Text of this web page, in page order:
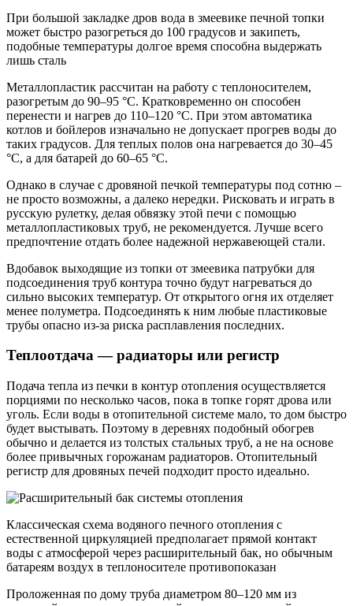
При большой закладке дров вода в змеевике печной топки
может быстро разогреться до 100 градусов и закипеть,
подобные температуры долгое время способна выдержать
лишь сталь
Металлопластик рассчитан на работу с теплоносителем,
разогретым до 90–95 °С. Кратковременно он способен
перенести и нагрев до 110–120 °С. При этом автоматика
котлов и бойлеров изначально не допускает прогрев воды до
таких градусов. Для теплых полов она нагревается до 30–45
°С, а для батарей до 60–65 °С.
Однако в случае с дровяной печкой температуры под сотню –
не просто возможны, а далеко нередки. Рисковать и играть в
русскую рулетку, делая обвязку этой печи с помощью
металлопластиковых труб, не рекомендуется. Лучше всего
предпочтение отдать более надежной нержавеющей стали.
Вдобавок выходящие из топки от змеевика патрубки для
подсоединения труб контура точно будут нагреваться до
сильно высоких температур. От открытого огня их отделяет
менее полуметра. Подсоединять к ним любые пластиковые
трубы опасно из-за риска расплавления последних.
Теплоотдача — радиаторы или регистр
Подача тепла из печки в контур отопления осуществляется
порциями по несколько часов, пока в топке горят дрова или
уголь. Если воды в отопительной системе мало, то дом быстро
будет выстывать. Поэтому в деревнях подобный обогрев
обычно и делается из толстых стальных труб, а не на основе
более привычных горожанам радиаторов. Отопительный
регистр для дровяных печей подходит просто идеально.
Классическая схема водяного печного отопления с
естественной циркуляцией предполагает прямой контакт
воды с атмосферой через расширительный бак, но обычным
батареям воздух в теплоносителе противопоказан
Проложенная по дому труба диаметром 80–120 мм из